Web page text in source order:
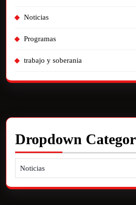
Noticias
Programas
trabajo y soberania
Dropdown